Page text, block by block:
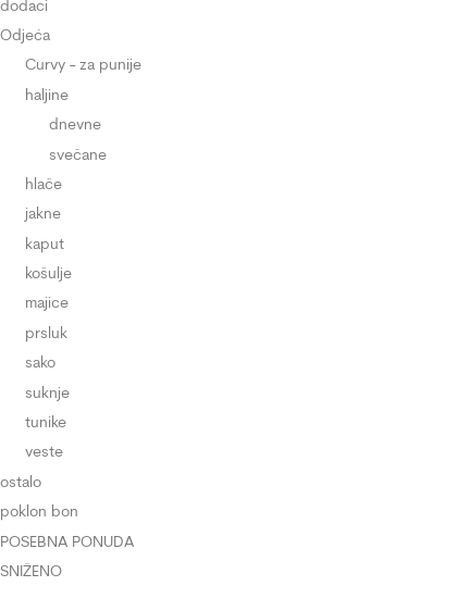
dodaci
Odjeća
Curvy - za punije
haljine
dnevne
svečane
hlače
jakne
kaput
košulje
majice
prsluk
sako
suknje
tunike
veste
ostalo
poklon bon
POSEBNA PONUDA
SNIŽENO